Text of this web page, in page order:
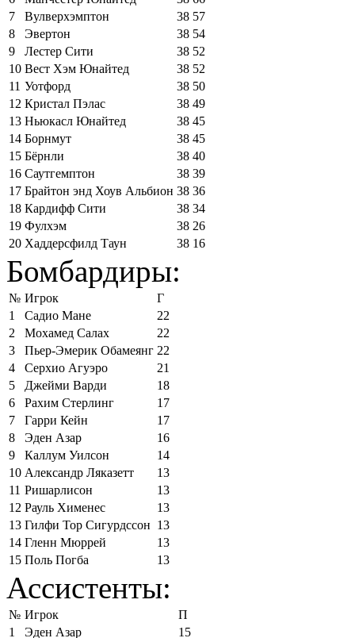
7
Вулверхэмптон 38 57
8
Эвертон 38 54
9
Лестер Сити 38 52
10 Вест Хэм Юнайтед 38 52
11 Уотфорд 38 50
12 Кристал Пэлас 38 49
13 Ньюкасл Юнайтед 38 45
14 Борнмут 38 45
15 Бёрнли 38 40
16 Саутгемптон 38 39
17 Брайтон энд Хоув Альбион 38 36
18 Кардифф Сити 38 34
19 Фулхэм 38 26
20 Хаддерсфилд Таун 38 16
Бомбардиры:
№ Игрок
Г
1
Садио Мане
22
2
Мохамед Салах
22
3
Пьер-Эмерик Обамеянг 22
4
Серхио Агуэро
21
5
Джейми Варди
18
6
Рахим Стерлинг
17
7
Гарри Кейн
17
8
Эден Азар
16
9
Каллум Уилсон
14
10 Александр Ляказетт
13
11 Ришарлисон
13
12 Рауль Хименес
13
13 Гилфи Тор Сигурдссон 13
14 Гленн Мюррей
13
15 Поль Погба 13
Ассистенты:
№ Игрок
П
1
Эден Азар
15